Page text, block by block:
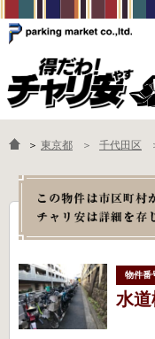
物件一覧
よくあるご質問
＞ 東京都 千代田区
水